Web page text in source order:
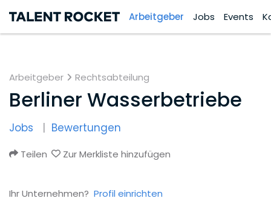
Arbeitgeber Jobs Events
Arbeitgeber Rechtsabteilung
Berliner Wasserbetriebe
Jobs Bewertungen
Teilen Zur Merkliste hinzufügen
Ihr Unternehmen? Profil einrichten